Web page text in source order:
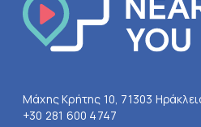
Μάχης Κρήτης 10, 71303
+30 281 600 4747